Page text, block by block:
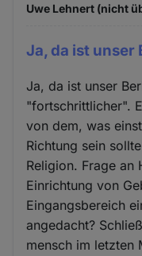
Uwe Lehnert (nicht
Ja, da ist unser
Ja, da ist unser
"fortschrittlicher".
von dem, was
Richtung sein
Religion. Frage an
Einrichtung von
Eingangsbereich
angedacht?
mensch im letzten